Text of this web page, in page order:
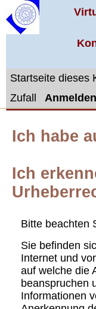
Startseite dieses
Zufall
Anmelden
Ich habe
Ich
Bitte beachten
Sie befinden
Internet und
auf welche die
beanspruchen
Informationen